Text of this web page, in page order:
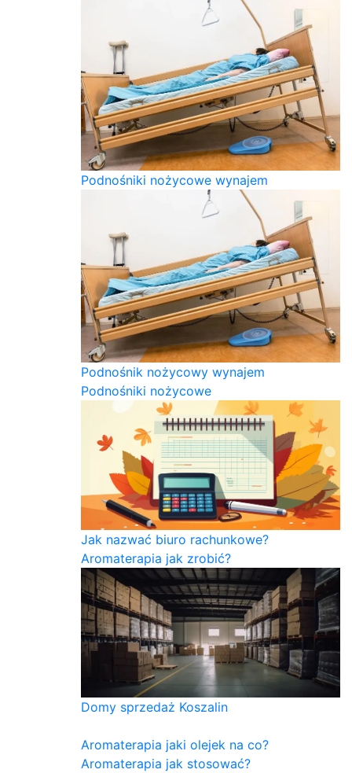
Podnośniki nożycowe wynajem
Podnośnik nożycowy wynajem
Podnośniki nożycowe
Jak nazwać biuro rachunkowe?
Aromaterapia jak zrobić?
Domy sprzedaż Koszalin
Aromaterapia jaki olejek na co?
Aromaterapia jak stosować?